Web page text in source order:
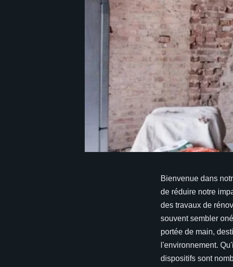
Bienvenue dans
de réduire notre
des travaux de
souvent sembler
portée de main,
l'environnement.
dispositifs sont